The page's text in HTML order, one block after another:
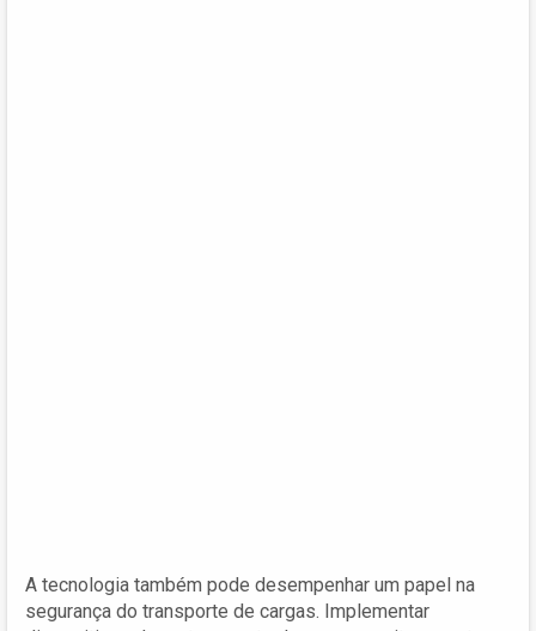
A tecnologia também pode desempenhar um papel na
segurança do transporte de cargas. Implementar